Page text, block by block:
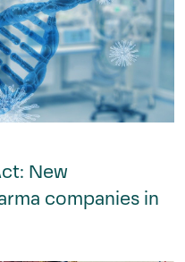
New
companies in